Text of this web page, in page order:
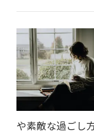
や素敵な過ごし